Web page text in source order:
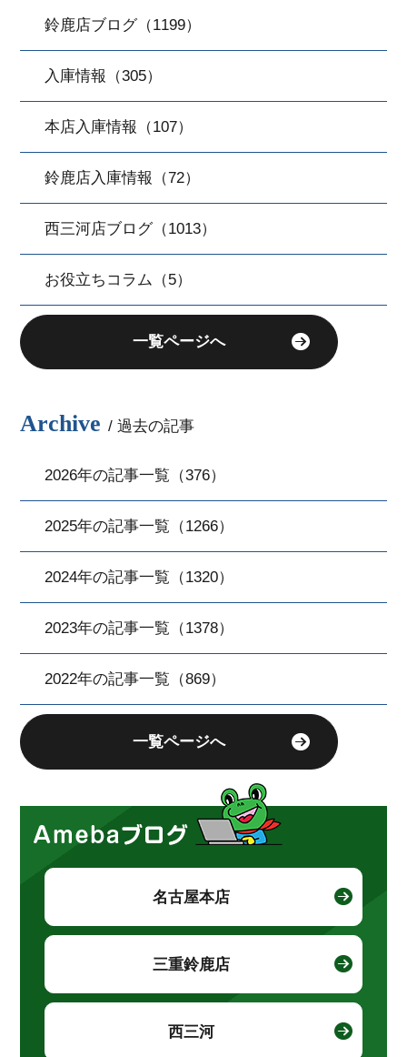
鈴鹿店ブログ（1199）
入庫情報（305）
本店入庫情報（107）
鈴鹿店入庫情報（72）
西三河店ブログ（1013）
お役立ちコラム（5）
一覧ページへ
Archive / 過去の記事
2026年の記事一覧（376）
2025年の記事一覧（1266）
2024年の記事一覧（1320）
2023年の記事一覧（1378）
2022年の記事一覧（869）
一覧ページへ
名古屋本店
三重鈴鹿店
西三河